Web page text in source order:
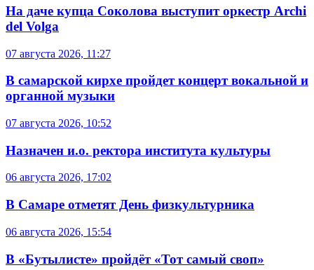
На даче купца Соколова выступит оркестр Archi
del Volga
07 августа 2026, 11:27
В самарской кирхе пройдет концерт вокальной и
органной музыки
07 августа 2026, 10:52
Назначен и.о. ректора института культуры
06 августа 2026, 17:02
В Самаре отметят День физкультурника
06 августа 2026, 15:54
В «Бутылисте» пройдёт «Тот самый своп»